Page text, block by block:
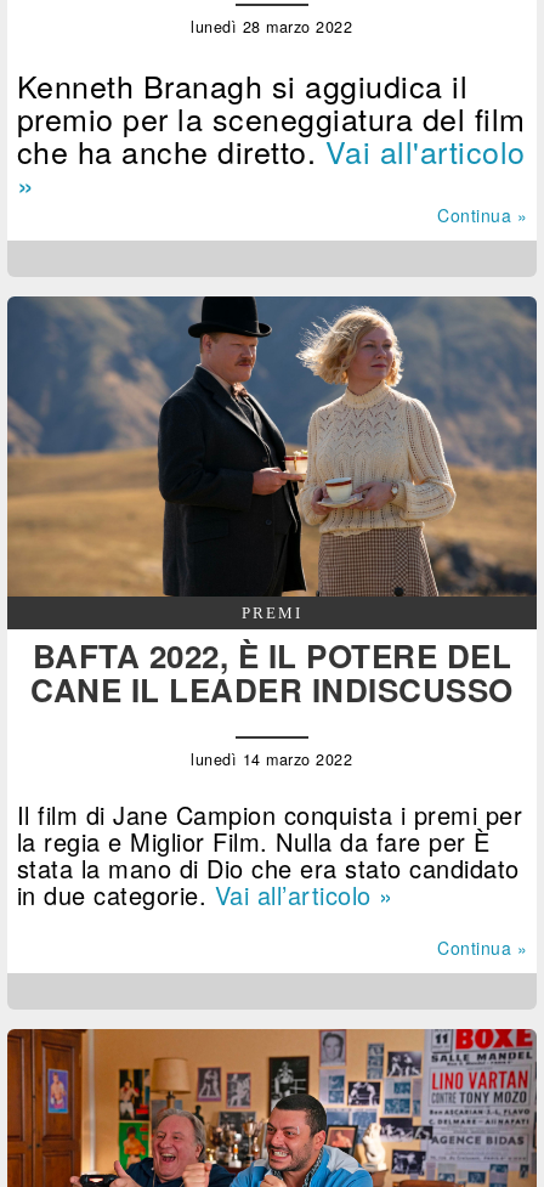
lunedì 28 marzo 2022
Kenneth Branagh si aggiudica il
premio per la sceneggiatura del film
che ha anche diretto.Vai all'articolo
»
Continua »
PREMI
BAFTA 2022, È IL POTERE DEL
CANE IL LEADER INDISCUSSO
lunedì 14 marzo 2022
Il film di Jane Campion conquista i premi per
la regia e Miglior Film. Nulla da fare per È
stata la mano di Dio che era stato candidato
in due categorie. Vai all’articolo »
Continua »